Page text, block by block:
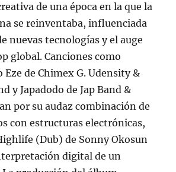
de una época en la que la
se reinventaba, influenciada
nuevas tecnologías y el auge
global. Canciones como
Eze de Chimex G. Udensity &
y Japadodo de Jap Band &
por su audaz combinación de
con estructuras electrónicas,
(Dub) de Sonny Okosun
digital de un